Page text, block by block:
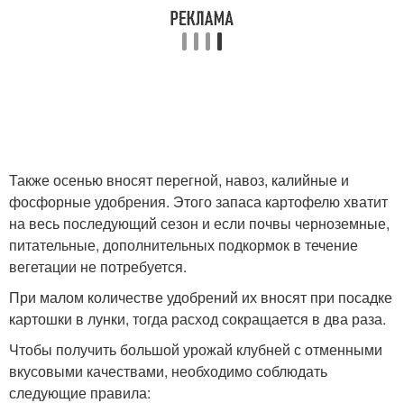
Также осенью вносят перегной, навоз, калийные и
фосфорные удобрения. Этого запаса картофелю хватит
на весь последующий сезон и если почвы черноземные,
питательные, дополнительных подкормок в течение
вегетации не потребуется.
При малом количестве удобрений их вносят при посадке
картошки в лунки, тогда расход сокращается в два раза.
Чтобы получить большой урожай клубней с отменными
вкусовыми качествами, необходимо соблюдать
следующие правила: